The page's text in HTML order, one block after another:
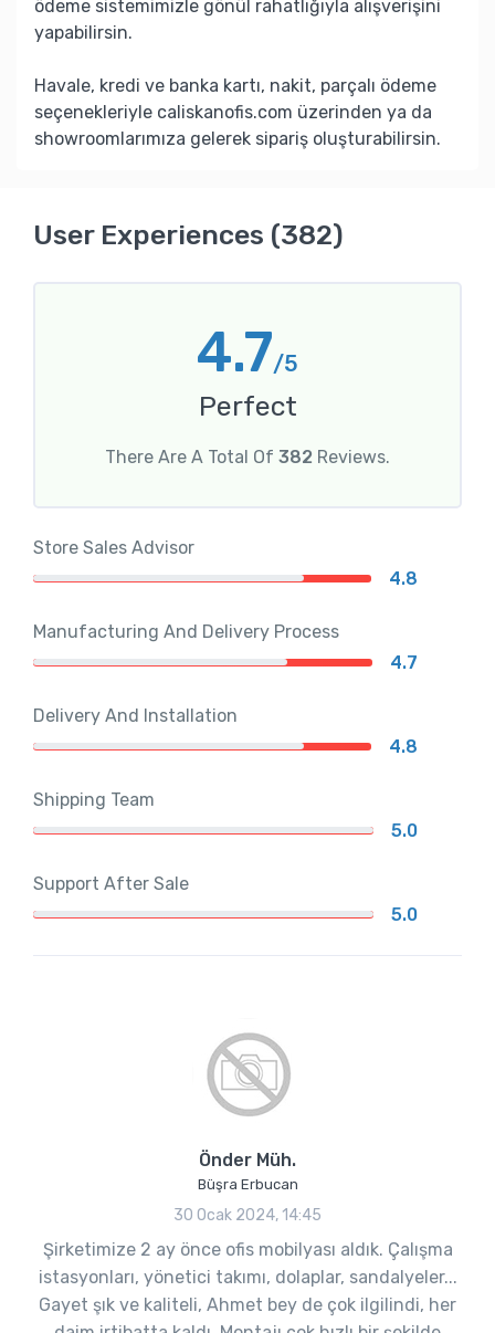
ödeme sistemimizle gönül rahatlığıyla alışverişini
yapabilirsin.
Havale, kredi ve banka kartı, nakit, parçalı ödeme
seçenekleriyle caliskanofis.com üzerinden ya da
showroomlarımıza gelerek sipariş oluşturabilirsin.
User Experiences (382)
4.7/5
Perfect
There Are A Total Of 382 Reviews.
Store Sales Advisor
4.8
Manufacturing And Delivery Process
4.7
Delivery And Installation
4.8
Shipping Team
5.0
Support After Sale
5.0
Önder Müh.
Büşra Erbucan
30 Ocak 2024, 14:45
Şirketimize 2 ay önce ofis mobilyası aldık. Çalışma
istasyonları, yönetici takımı, dolaplar, sandalyeler...
Gayet şık ve kaliteli, Ahmet bey de çok ilgilindi, her